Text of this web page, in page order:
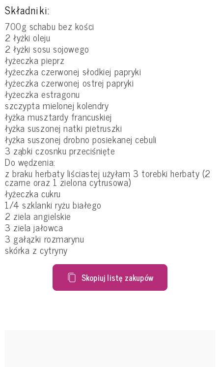
Składniki:
700g schabu bez kości
2 łyżki oleju
2 łyżki sosu sojowego
łyżeczka pieprz
łyżeczka czerwonej słodkiej papryki
łyżeczka czerwonej ostrej papryki
łyżeczka estragonu
szczypta mielonej kolendry
łyżka musztardy francuskiej
łyżka suszonej natki pietruszki
łyżka suszonej drobno posiekanej cebuli
3 ząbki czosnku przeciśnięte
Do wędzenia:
z braku herbaty liściastej użyłam 3 torebki herbaty (2
czarne oraz 1 zielona cytrusowa)
łyżeczka cukru
1/4 szklanki ryżu białego
2 ziela angielskie
3 ziela jałowca
3 gałązki rozmarynu
skórka z cytryny
Skopiuj listę zakupów